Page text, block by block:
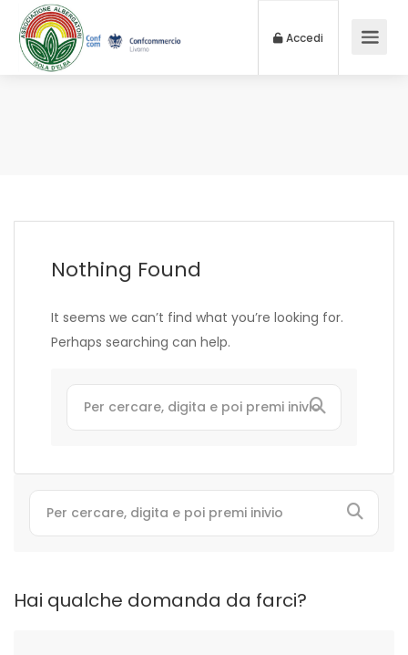
Accedi
Nothing Found
It seems we can’t find what you’re looking for.
Perhaps searching can help.
Hai qualche domanda da farci?